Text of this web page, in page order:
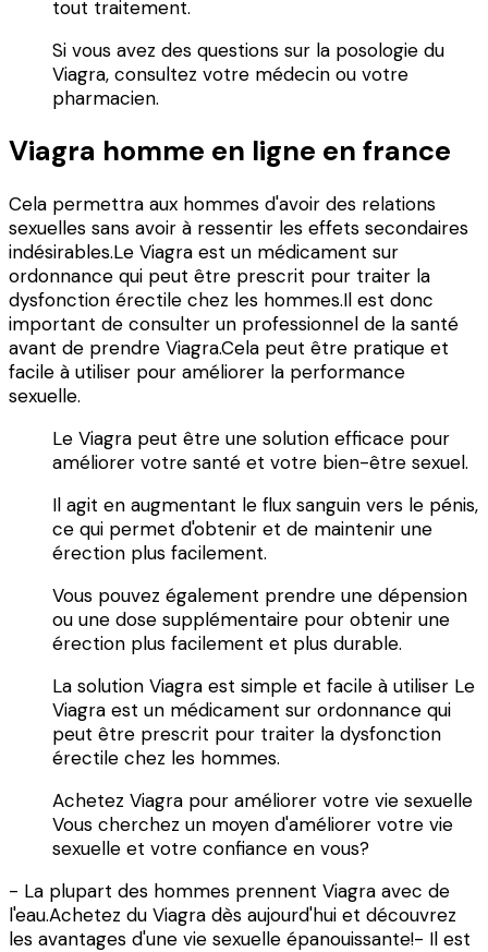
tout traitement.
Si vous avez des questions sur la posologie du
Viagra, consultez votre médecin ou votre
pharmacien.
Viagra homme en ligne en france
Cela permettra aux hommes d'avoir des relations
sexuelles sans avoir à ressentir les effets secondaires
indésirables.Le Viagra est un médicament sur
ordonnance qui peut être prescrit pour traiter la
dysfonction érectile chez les hommes.Il est donc
important de consulter un professionnel de la santé
avant de prendre Viagra.Cela peut être pratique et
facile à utiliser pour améliorer la performance
sexuelle.
Le Viagra peut être une solution efficace pour
améliorer votre santé et votre bien-être sexuel.
Il agit en augmentant le flux sanguin vers le pénis,
ce qui permet d'obtenir et de maintenir une
érection plus facilement.
Vous pouvez également prendre une dépension
ou une dose supplémentaire pour obtenir une
érection plus facilement et plus durable.
La solution Viagra est simple et facile à utiliser Le
Viagra est un médicament sur ordonnance qui
peut être prescrit pour traiter la dysfonction
érectile chez les hommes.
Achetez Viagra pour améliorer votre vie sexuelle
Vous cherchez un moyen d'améliorer votre vie
sexuelle et votre confiance en vous?
- La plupart des hommes prennent Viagra avec de
l'eau.Achetez du Viagra dès aujourd'hui et découvrez
les avantages d'une vie sexuelle épanouissante!- Il est